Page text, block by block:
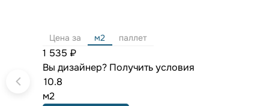
Цена за м2 паллет
1 535 ₽
Вы дизайнер? Получить условия
м2